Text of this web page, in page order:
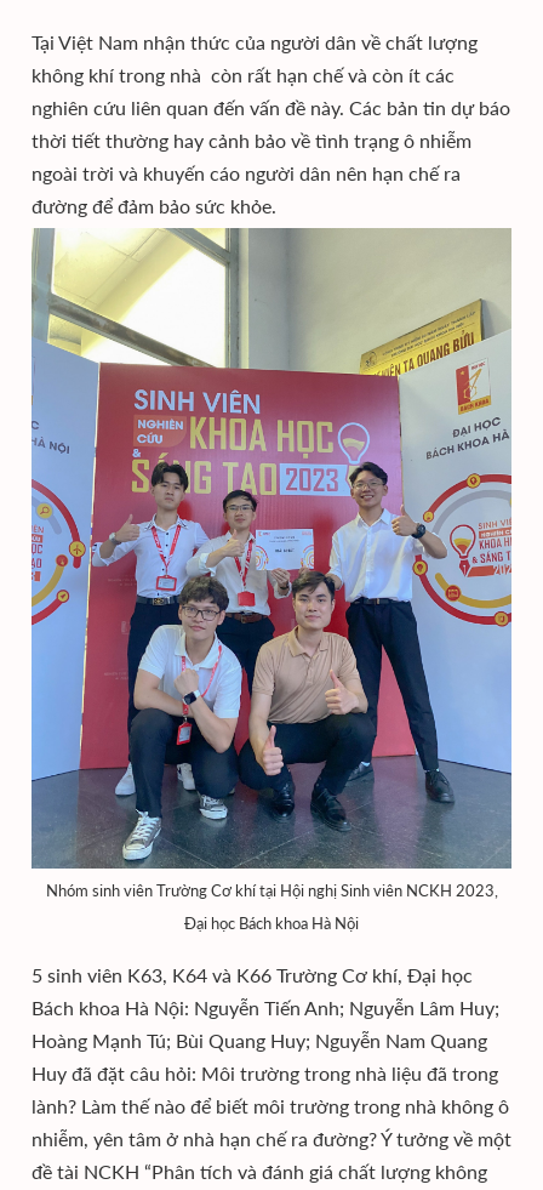
Tại Việt Nam nhận thức của người dân về chất lượng
không khí trong nhà còn rất hạn chế và còn ít các
nghiên cứu liên quan đến vấn đề này. Các bản tin dự báo
thời tiết thường hay cảnh bảo về tình trạng ô nhiễm
ngoài trời và khuyến cáo người dân nên hạn chế ra
đường để đảm bảo sức khỏe.
Nhóm sinh viên Trường Cơ khí tại Hội nghị Sinh viên NCKH 2023,
Đại học Bách khoa Hà Nội
5 sinh viên K63, K64 và K66 Trường Cơ khí, Đại học
Bách khoa Hà Nội: Nguyễn Tiến Anh; Nguyễn Lâm Huy;
Hoàng Mạnh Tú; Bùi Quang Huy; Nguyễn Nam Quang
Huy đã đặt câu hỏi: Môi trường trong nhà liệu đã trong
lành? Làm thế nào để biết môi trường trong nhà không ô
nhiễm, yên tâm ở nhà hạn chế ra đường? Ý tưởng về một
đề tài NCKH “Phân tích và đánh giá chất lượng không